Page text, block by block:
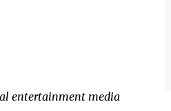
entertainment media